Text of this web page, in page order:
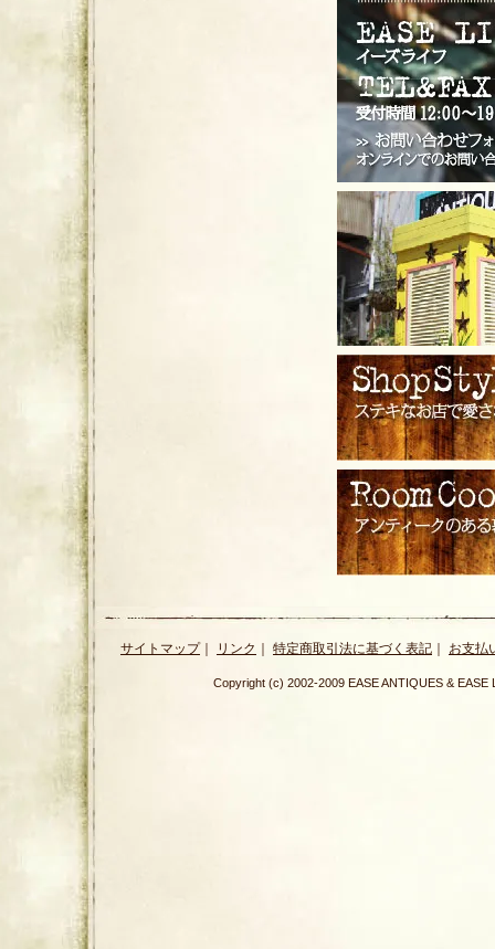
サイトマップ｜ リンク 特定商取引法に基づく表記 お支払
Copyright (c) 2002-2009 EASE ANTIQUES &